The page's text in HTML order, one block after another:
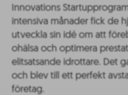
Innovations
intensiva månader fick de
utveckla sin idé om att
ohälsa och optimera
elitsatsande idrottare. Det
och blev till ett perfekt
företag.